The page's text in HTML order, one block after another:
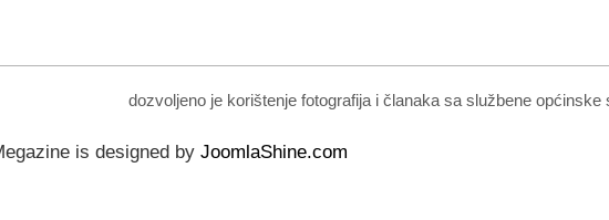
dozvoljeno je korištenje fotografija i članaka sa službene
is designed by JoomlaShine.com